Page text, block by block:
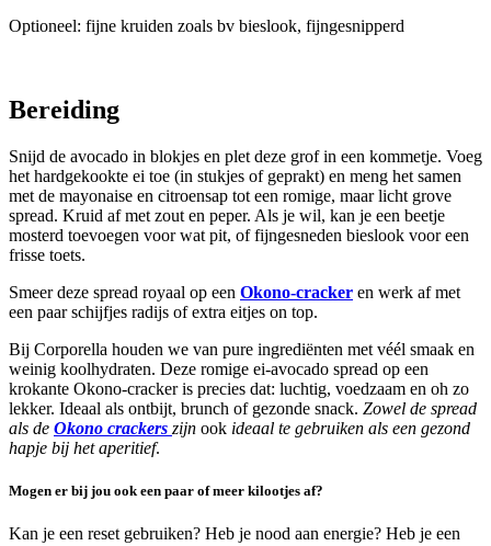
Optioneel: fijne kruiden zoals bv bieslook, fijngesnipperd
Bereiding
Snijd de avocado in blokjes en plet deze grof in een kommetje. Voeg
het hardgekookte ei toe (in stukjes of geprakt) en meng het samen
met de mayonaise en citroensap tot een romige, maar licht grove
spread. Kruid af met zout en peper. Als je wil, kan je een beetje
mosterd toevoegen voor wat pit, of fijngesneden bieslook voor een
frisse toets.
Smeer deze spread royaal op een Okono-cracker en werk af met
een paar schijfjes radijs of extra eitjes on top.
Bij Corporella houden we van pure ingrediënten met véél smaak en
weinig koolhydraten. Deze romige ei-avocado spread op een
krokante Okono-cracker is precies dat: luchtig, voedzaam en oh zo
lekker. Ideaal als ontbijt, brunch of gezonde snack. Zowel de spread
als de Okono crackers zijn ook ideaal te gebruiken als een gezond
hapje bij het aperitief.
Mogen er bij jou ook een paar of meer kilootjes af?
Kan je een reset gebruiken? Heb je nood aan energie? Heb je een